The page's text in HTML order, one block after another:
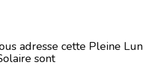
adresse cette Pleine Lun
sont